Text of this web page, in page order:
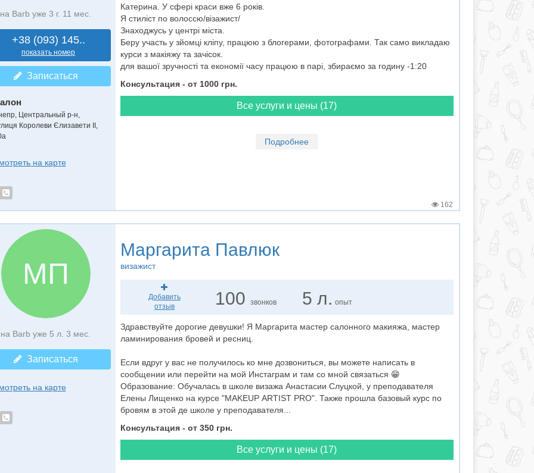
на Barb уже 3 г. 11 мес.
+38 (093) 145..
показать номер
Записаться
Центральный р-н,
Королеви Єлизавети ІІ,
на карте
Катерина. У сфері краси вже 6 років.
Я стиліст по волоссю/візажист/
Знаходжусь у центрі міста.
Беру участь у зйомці кліпу, працюю з блогерами, фотографами. Так само викладаю
курси з макіяжу та зачісок.
для вашої зручності та економії часу працюю в парі, збираємо за годину -1:20
Консультация - от 1000 грн.
Все услуги и цены (17)
Подробнее
162
МП
на Barb уже 5 л. 3 мес.
Записаться
на карте
Маргарита Павлюк
визажист
Добавить
отзыв
100звонков 5 л. опыт
Здравствуйте дорогие девушки! Я Маргарита мастер салонного макияжа, мастер
ламинирования бровей и ресниц.
Если вдруг у вас не получилось ко мне дозвониться, вы можете написать в
сообщении или перейти на мой Инстаграм и там со мной связаться 😁
Образование: Обучалась в школе визажа Анастасии Слуцкой, у преподавателя
Елены Лищенко на курсе "MAKEUP ARTIST PRO". Также прошла базовый курс по
бровям в этой де школе у преподавателя...
Консультация - от 350 грн.
Все услуги и цены (17)